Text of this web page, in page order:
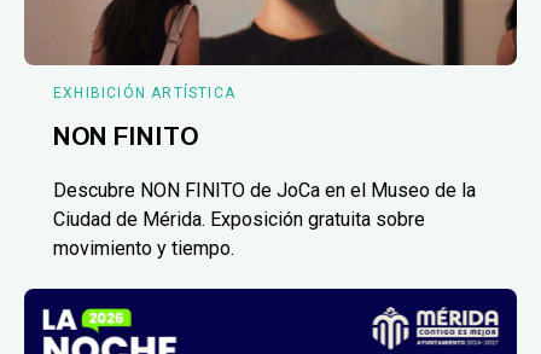
EXHIBICIÓN ARTÍSTICA
NON FINITO
Descubre NON FINITO de JoCa en el Museo de la
Ciudad de Mérida. Exposición gratuita sobre
movimiento y tiempo.